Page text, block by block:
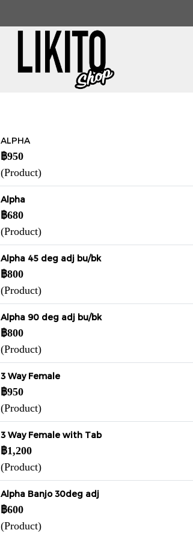
ALPHA
฿950
(Product)
Alpha
฿680
(Product)
Alpha 45 deg adj bu/bk
฿800
(Product)
Alpha 90 deg adj bu/bk
฿800
(Product)
3 Way Female
฿950
(Product)
3 Way Female with Tab
฿1,200
(Product)
Alpha Banjo 30deg adj
฿600
(Product)